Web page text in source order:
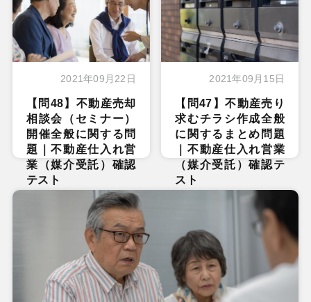
2021年09月22日
【問48】不動産売却
相談会（セミナー）
開催全般に関する問
題｜不動産仕入れ営
業（媒介受託）確認
テスト
2021年09月15日
【問47】不動産売り
求むチラシ作成全般
に関するまとめ問題
｜不動産仕入れ営業
（媒介受託）確認テ
スト